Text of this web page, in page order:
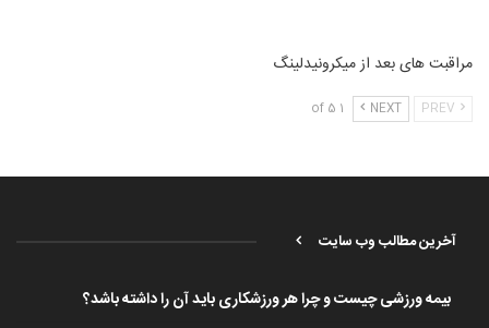
مراقبت های بعد از میکرونیدلینگ
NEXT
1 of 5
آخرین مطالب وب سایت
بیمه ورزشی چیست و چرا هر ورزشکاری باید آن را داشته باشد؟